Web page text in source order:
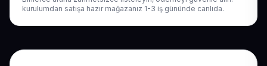
kurulumdan satışa hazır mağazanız 1-3 iş gününde canlıda.